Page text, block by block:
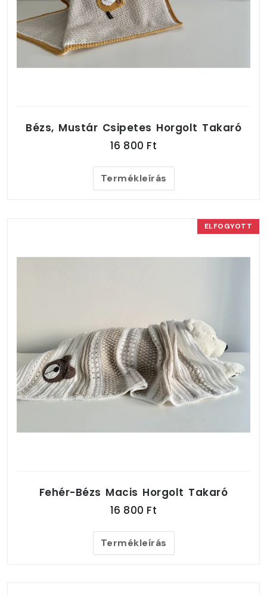
Bézs, Mustár Csipetes Horgolt Takaró
16 800 Ft
Termékleírás
ELFOGYOTT
Fehér-Bézs Macis Horgolt Takaró
16 800 Ft
Termékleírás